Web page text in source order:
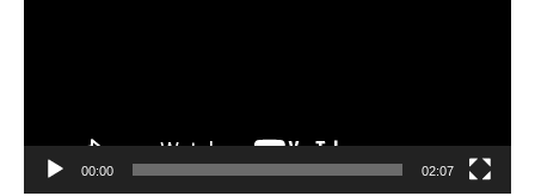
00:00 02:07